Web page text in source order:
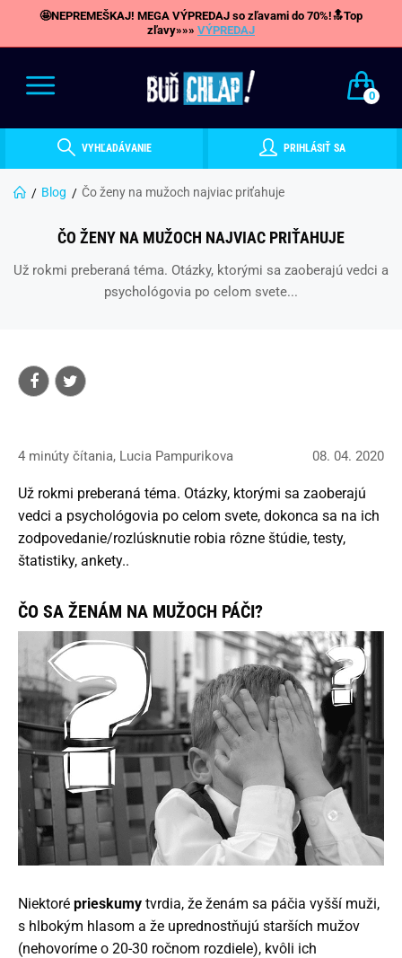
🤩NEPREMEŠKAJ! MEGA VÝPREDAJ so zľavami do 70%!🔝Top
zľavy»»» VÝPREDAJ
0
VYHĽADÁVANIE PRIHLÁSIŤ SA
Blog Čo ženy na mužoch najviac priťahuje
ČO ŽENY NA MUŽOCH NAJVIAC PRIŤAHUJE
Už rokmi preberaná téma. Otázky, ktorými sa zaoberajú vedci a
psychológovia po celom svete...
4 minúty čítania, Lucia Pampurikova 08. 04. 2020
Už rokmi preberaná téma. Otázky, ktorými sa zaoberajú
vedci a psychológovia po celom svete, dokonca sa na ich
zodpovedanie/rozlúsknutie robia rôzne štúdie, testy,
štatistiky, ankety..
ČO SA ŽENÁM NA MUŽOCH PÁČI?
Niektoré prieskumy tvrdia, že ženám sa páčia vyšší muži,
s hlbokým hlasom a že uprednostňujú starších mužov
(nehovoríme o 20-30 ročnom rozdiele), kvôli ich